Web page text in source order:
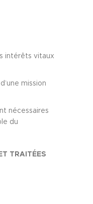
intérêts vitaux
mission
nécessaires
du
TRAITÉES